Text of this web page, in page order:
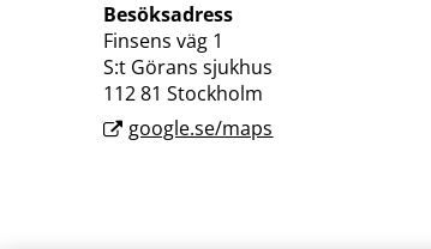
Besöksadress
Finsens väg 1
S:t Görans sjukhus
112 81 Stockholm
google.se/maps